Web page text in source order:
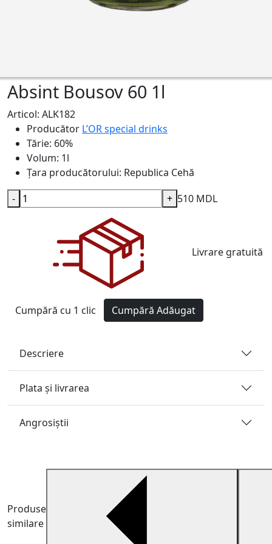
Absint Bousov 60 1l
Articol: ALK182
Producător L’OR special drinks
Tărie: 60%
Volum: 1l
Țara producătorului: Republica Cehă
510 MDL
- +
Livrare gratuită
Cumpără cu 1 clic Cumpără Adăugat
Descriere
Plata și livrarea
Angrosiştii
Produse
similare